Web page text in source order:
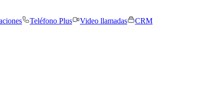
Teléfono Plus Video llamadas
CRM